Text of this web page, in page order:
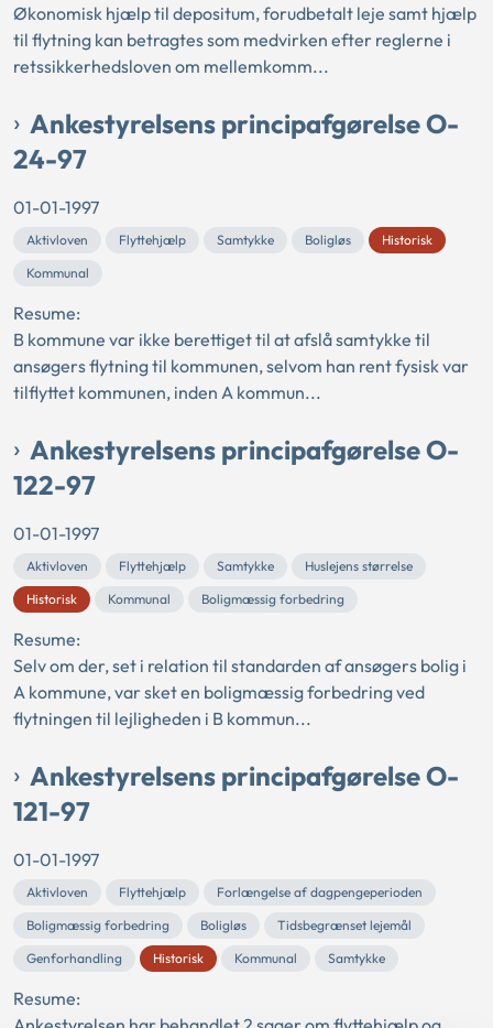
Økonomisk hjælp til depositum, forudbetalt leje samt hjælp
til flytning kan betragtes som medvirken efter reglerne i
retssikkerhedsloven om mellemkomm...
Ankestyrelsens principafgørelse O-
24-97
01-01-1997
Aktivloven Flyttehjælp Samtykke Boligløs
Historisk
Kommunal
Resume:
B kommune var ikke berettiget til at afslå samtykke til
ansøgers flytning til kommunen, selvom han rent fysisk var
tilflyttet kommunen, inden A kommun...
Ankestyrelsens principafgørelse O-
122-97
01-01-1997
Aktivloven Flyttehjælp Samtykke
Huslejens størrelse
Historisk
Kommunal Boligmæssig forbedring
Resume:
Selv om der, set i relation til standarden af ansøgers bolig i
A kommune, var sket en boligmæssig forbedring ved
flytningen til lejligheden i B kommun...
Ankestyrelsens principafgørelse O-
121-97
01-01-1997
Aktivloven Flyttehjælp
Forlængelse af dagpengeperioden
Boligmæssig forbedring
Boligløs
Tidsbegrænset lejemål
Genforhandling
Historisk Kommunal Samtykke
Resume: